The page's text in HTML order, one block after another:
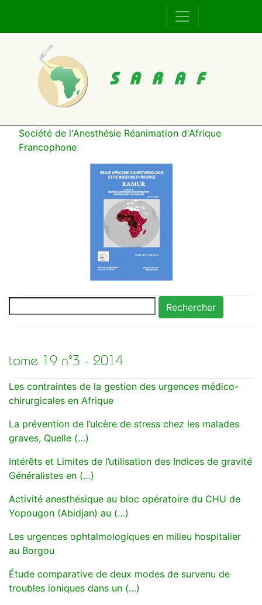
SARAF
Société de l'Anesthésie Réanimation d'Afrique
Francophone
Rechercher
tome 19 n°3 - 2014
Les contraintes de la gestion des urgences médico-
chirurgicales en Afrique
La prévention de l’ulcère de stress chez les malades
graves, Quelle (…)
Intérêts et Limites de l’utilisation des Indices de gravité
Généralistes en (…)
Activité anesthésique au bloc opératoire du CHU de
Yopougon (Abidjan) au (…)
Les urgences ophtalmologiques en milieu hospitalier
au Borgou
Étude comparative de deux modes de survenu de
troubles ioniques dans un (…)